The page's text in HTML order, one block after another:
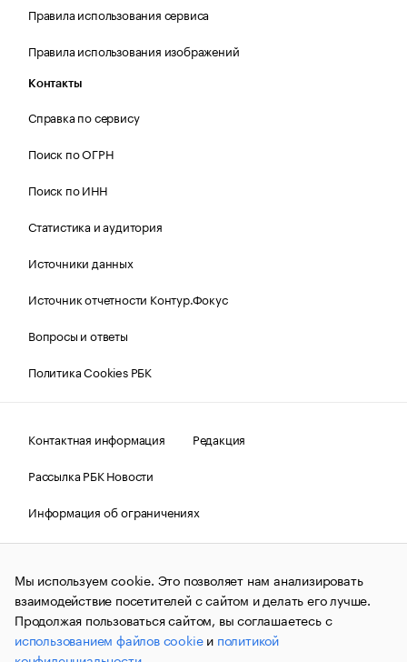
Правила использования сервиса
Правила использования изображений
Контакты
Справка по сервису
Поиск по ОГРН
Поиск по ИНН
Статистика и аудитория
Источники данных
Источник отчетности Контур.Фокус
Вопросы и ответы
Политика Cookies РБК
Контактная информация
Редакция
Рассылка РБК Новости
Информация об ограничениях
Правовая информация
О соблюдении авторских прав
© АО «РОСБИЗНЕСКОНСАЛТИНГ»,1995–2026.Сообщения
и материалы информационного агентства «РБК»
(зарегистрировано Федеральной службой по надзору в сфере
связи, информационных технологий и массовых
коммуникаций (Роскомнадзор) 09.12.2015 за номером ИА
№ФС77-63848) сопровождаются пометкой «РБК». Отдельные
Мы используем cookie. Это позволяет нам анализировать
взаимодействие посетителей с сайтом и делать его лучше.
Продолжая пользоваться сайтом, вы соглашаетесь с
использованием файлов cookieи политикой